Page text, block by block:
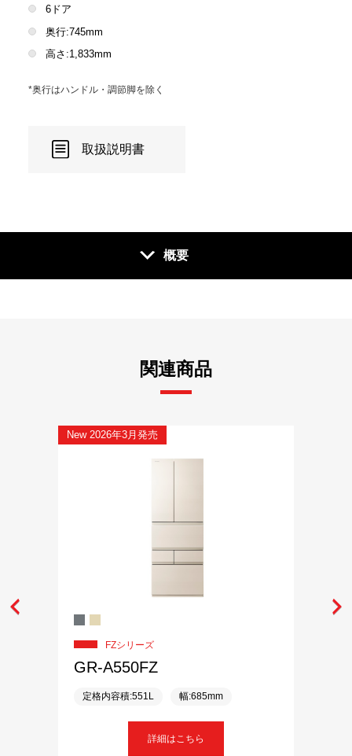
6ドア
奥行:745mm
高さ:1,833mm
*奥行はハンドル・調節脚を除く
取扱説明書
概要
関連商品
New 2026年3月発売
FZシリーズ
GR-A550FZ
定格内容積:551L 幅:685mm
詳細はこちら